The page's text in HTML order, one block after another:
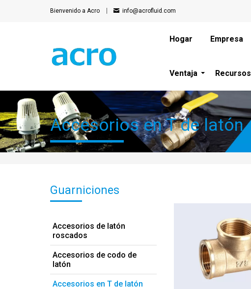
Bienvenido a Acro info@acrofluid.com
Hogar Empresa
Ventaja Recursos
Accesorios en T de latón
Guarniciones
Accesorios de latón
roscados
Accesorios de codo de
latón
Accesorios en T de latón